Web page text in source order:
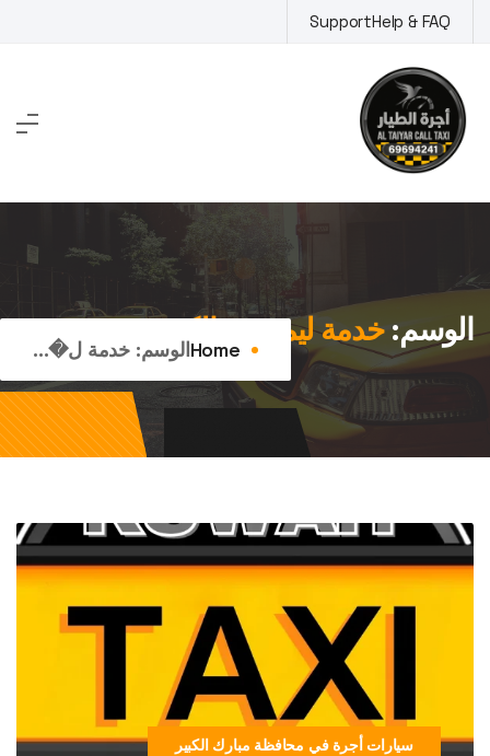
to
content
Help & FAQ
Support
الوسم:خدمة ليموزين الكويت
Homeالوسم: خدمة ل�...
سيارات أجرة في محافظة مبارك الكبير